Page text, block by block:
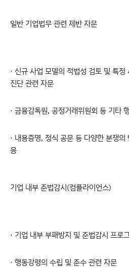
일반 기업법무 관련 제반 자문​
· 신규 사업 모델의 적법성 검토 및 특
진단 관련 자문
· 금융감독원, 공정거래위원회 등 기타
· 내용증명, 정식 공문 등 다양한 분쟁
응
기업 내부 준법감시(컴플라이언스)
· 기업 내부 부패방지 및 준법감시 프로
· 행동강령의 수립 및 준수 관련 자문